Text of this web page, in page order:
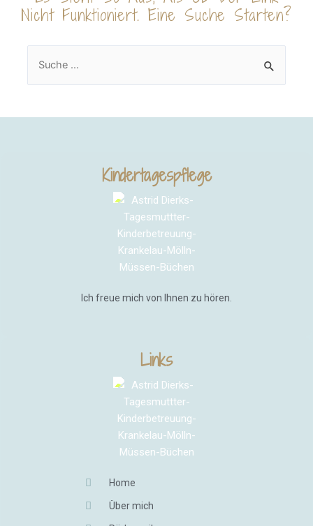
Nicht Funktioniert. Eine Suche Starten?
Kindertagespflege
Ich freue mich von Ihnen zu hören.
Links
Home
Über mich